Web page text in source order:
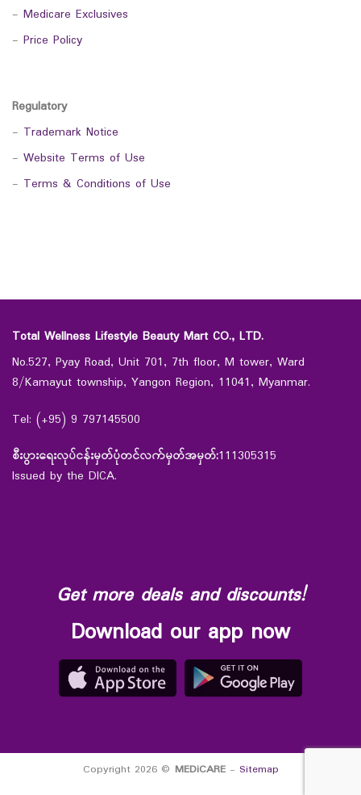
- Medicare Exclusives
- Price Policy
Regulatory
- Trademark Notice
- Website Terms of Use
- Terms & Conditions of Use
Total Wellness Lifestyle Beauty Mart CO., LTD.
No.527, Pyay Road, Unit 701, 7th floor, M tower, Ward
8/Kamayut township, Yangon Region, 11041, Myanmar.
Tel: (+95) 9 797145500
စီးပွားရေးလုပ်ငန်းမှတ်ပုံတင်လက်မှတ်အမှတ်:111305315
Issued by the DICA.
Get more deals and discounts!
Download our app now
Copyright 2026 © MEDiCARE- Sitemap